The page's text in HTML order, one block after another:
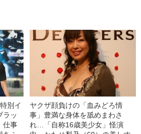
別イ
ラッ
仕事
ヤクザ顔負けの「血みどろ情
事」豊満な身体を舐めまわさ
れ…「自称16歳美少女」怪演